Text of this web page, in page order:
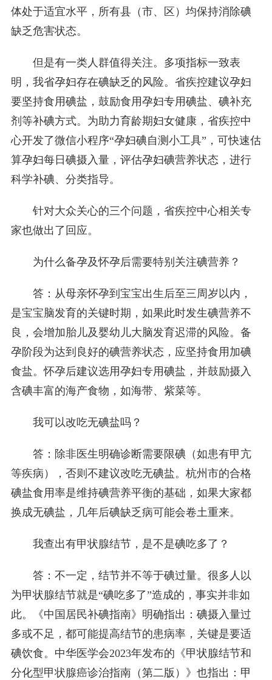
体处于适宜水平，所有县（市、区）均保持消除碘
缺乏危害状态。
但是有一类人群值得关注。多项指标一致表
明，我省孕妇存在碘缺乏的风险。省疾控建议孕妇
要坚持食用碘盐，鼓励食用孕妇专用碘盐、碘补充
剂等补碘方式。为助力育龄期妇女健康，省疾控中
心开发了微信小程序“孕妇碘自测小工具”，可快速估
算孕妇每日碘摄入量，评估孕妇碘营养状态，进行
科学补碘、分类指导。
针对大众关心的三个问题，省疾控中心相关专
家也做出了回应。
为什么备孕及怀孕后需要特别关注碘营养？
答：从母亲怀孕到宝宝出生后至三周岁以内，
是宝宝脑发育的关键时期，如果此时发生碘营养不
良，会增加胎儿及婴幼儿大脑发育迟滞的风险。备
孕阶段为达到良好的碘营养状态，应坚持食用加碘
食盐。怀孕后建议选用孕妇专用碘盐，并鼓励摄入
含碘丰富的海产食物，如海带、紫菜等。
我可以改吃无碘盐吗？
答：除非医生明确诊断需要限碘（如患有甲亢
等疾病），否则不建议改吃无碘盐。杭州市的合格
碘盐食用率是维持碘营养平衡的基础，如果大家都
换成无碘盐，几年后碘缺乏病可能会卷土重来。
我查出有甲状腺结节，是不是碘吃多了？
答：不一定，结节并不等于碘过量。很多人以
为甲状腺结节就是“碘吃多了”造成的，事实并非如
此。《中国居民补碘指南》明确指出：碘摄入量过
多或不足，都可能提高结节的患病率，关键是要适
碘饮食。中华医学会2023年发布的《甲状腺结节和
分化型甲状腺癌诊治指南（第二版）》也指出：甲